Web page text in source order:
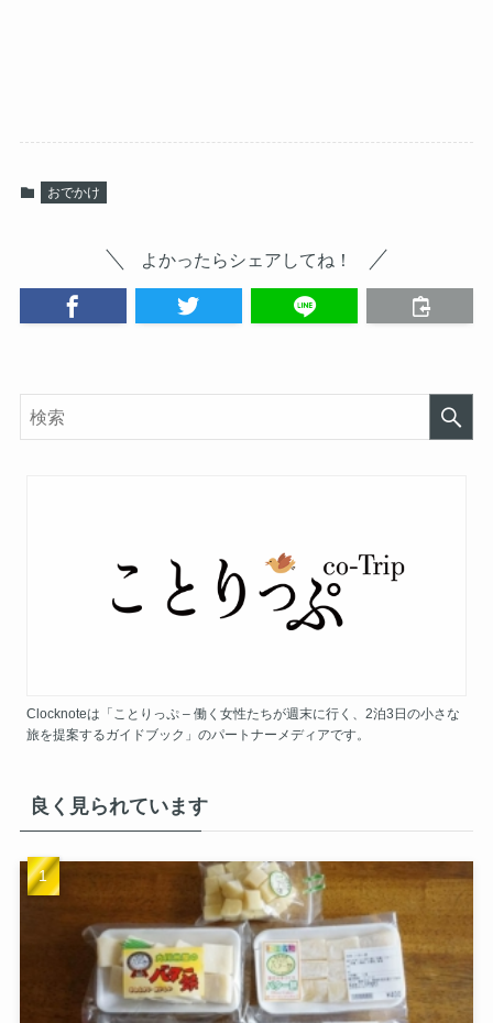
おでかけ
よかったらシェアしてね！
Clocknoteは「ことりっぷ – 働く女性たちが週末に行く、2泊3日の小さな
旅を提案するガイドブック」のパートナーメディアです。
良く見られています